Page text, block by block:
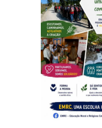
CONTACTOS